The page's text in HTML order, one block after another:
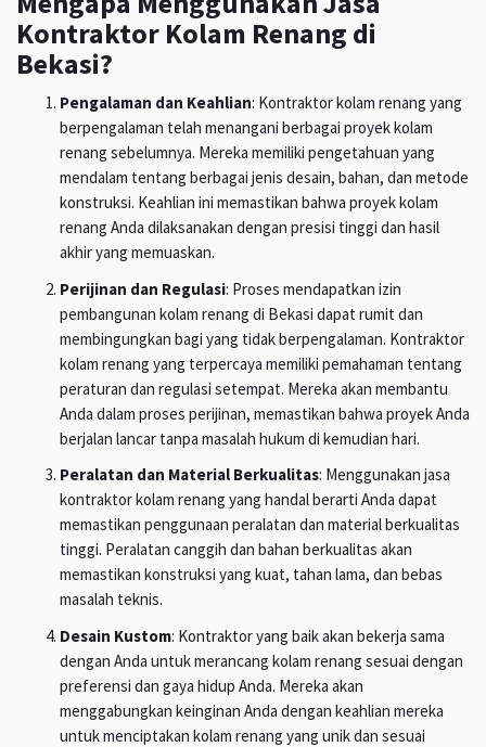
Kontraktor Kolam Renang di
Bekasi?
Pengalaman dan Keahlian: Kontraktor kolam renang yang
berpengalaman telah menangani berbagai proyek kolam
renang sebelumnya. Mereka memiliki pengetahuan yang
mendalam tentang berbagai jenis desain, bahan, dan metode
konstruksi. Keahlian ini memastikan bahwa proyek kolam
renang Anda dilaksanakan dengan presisi tinggi dan hasil
akhir yang memuaskan.
Perijinan dan Regulasi: Proses mendapatkan izin
pembangunan kolam renang di Bekasi dapat rumit dan
membingungkan bagi yang tidak berpengalaman. Kontraktor
kolam renang yang terpercaya memiliki pemahaman tentang
peraturan dan regulasi setempat. Mereka akan membantu
Anda dalam proses perijinan, memastikan bahwa proyek Anda
berjalan lancar tanpa masalah hukum di kemudian hari.
Peralatan dan Material Berkualitas: Menggunakan jasa
kontraktor kolam renang yang handal berarti Anda dapat
memastikan penggunaan peralatan dan material berkualitas
tinggi. Peralatan canggih dan bahan berkualitas akan
memastikan konstruksi yang kuat, tahan lama, dan bebas
masalah teknis.
Desain Kustom: Kontraktor yang baik akan bekerja sama
dengan Anda untuk merancang kolam renang sesuai dengan
preferensi dan gaya hidup Anda. Mereka akan
menggabungkan keinginan Anda dengan keahlian mereka
untuk menciptakan kolam renang yang unik dan sesuai